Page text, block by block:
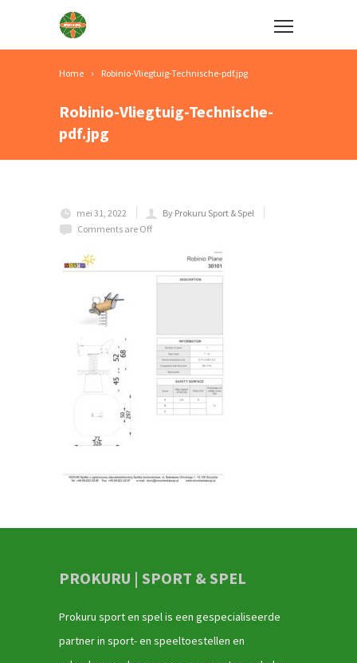
Home Robinio-Vliegtuig-Technische-pdf.jpg
Robinio-Vliegtuig-Technische-
pdf.jpg
mei 31, 2022
By Prokuru Sport & Spel
Comments are Off
PROKURU | SPORT & SPEL
Prokuru sport en spel is een gespecialiseerde
partner in sport- en speeltoestellen en